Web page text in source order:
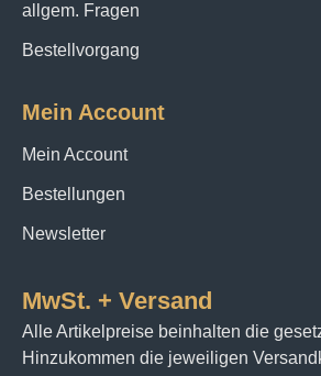
allgem. Fragen
Bestellvorgang
Mein Account
Mein Account
Bestellungen
Newsletter
MwSt. + Versand
Alle Artikelpreise beinhalten die
Hinzukommen die jeweiligen